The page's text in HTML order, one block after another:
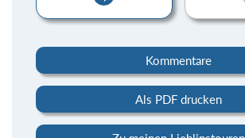
Kommentare
Als PDF drucken